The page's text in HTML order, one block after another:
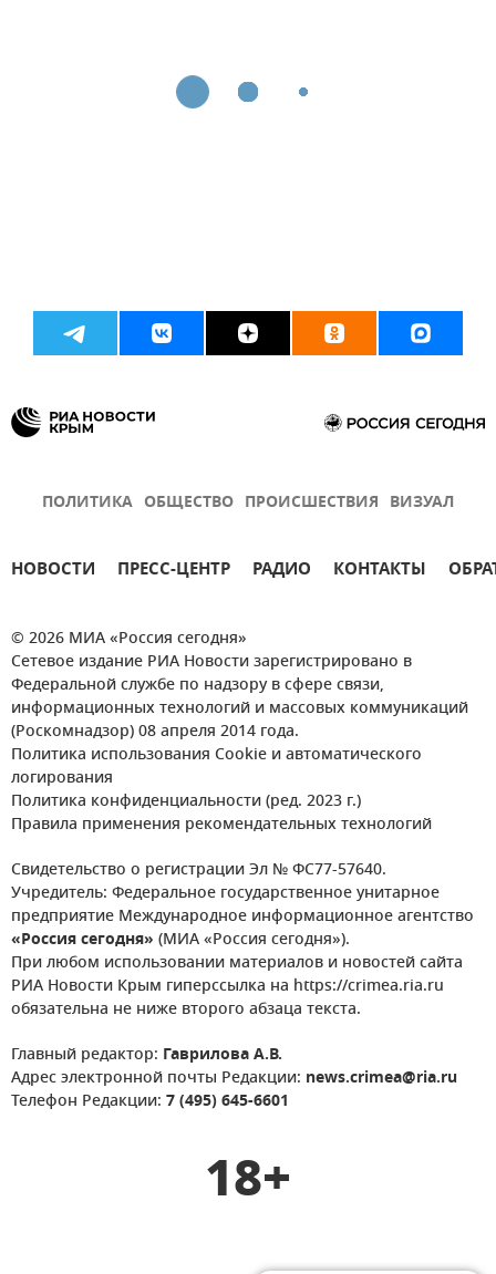
ПОЛИТИКА ОБЩЕСТВО ПРОИСШЕСТВИЯ ВИЗУАЛ
НОВОСТИ ПРЕСС-ЦЕНТР РАДИО КОНТАКТЫ
© 2026 МИА «Россия сегодня»
Сетевое издание РИА Новости зарегистрировано в
Федеральной службе по надзору в сфере связи,
информационных технологий и массовых коммуникаций
(Роскомнадзор) 08 апреля 2014 года.
Политика использования Cookie и автоматического
логирования
Политика конфиденциальности (ред. 2023 г.)
Правила применения рекомендательных технологий
Свидетельство о регистрации Эл № ФС77-57640.
Учредитель: Федеральное государственное унитарное
предприятие Международное информационное агентство
«Россия сегодня» (МИА «Россия сегодня»).
При любом использовании материалов и новостей сайта
РИА Новости Крым гиперссылка на https://crimea.ria.ru
обязательна не ниже второго абзаца текста.
Главный редактор: Гаврилова А.В.
Адрес электронной почты Редакции: news.crimea@ria.ru
Телефон Редакции: 7 (495) 645-6601
18+